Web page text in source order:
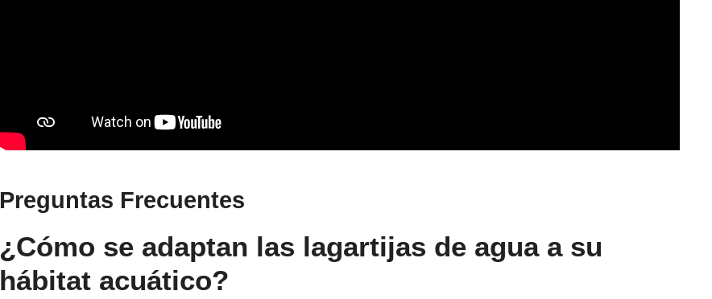
Preguntas Frecuentes
¿Cómo se adaptan las lagartijas de agua a su
hábitat acuático?